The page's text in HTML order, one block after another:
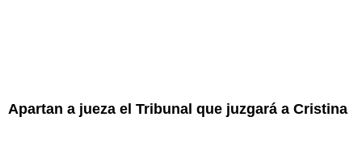
Apartan a jueza el Tribunal que juzgará a Cristina